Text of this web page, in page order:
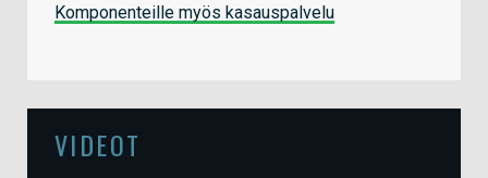
Komponenteille myös kasauspalvelu
VIDEOT